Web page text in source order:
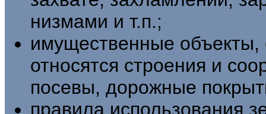
низмами и т.п.;
имущественные
относятся строения и
посевы, дорожные
правила использования